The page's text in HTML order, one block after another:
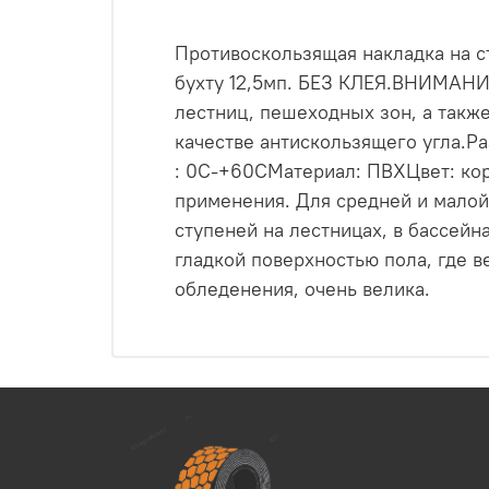
Противоскользящая накладка на
бухту 12,5мп. БЕЗ
лестниц, пешеходных зон, а
качестве антискользящего
: 0С-+60СМатериал: ПВХЦвет:
применения. Для средней и
ступеней на лестницах, в
гладкой поверхностью пола, где
обледенения, очень велика.